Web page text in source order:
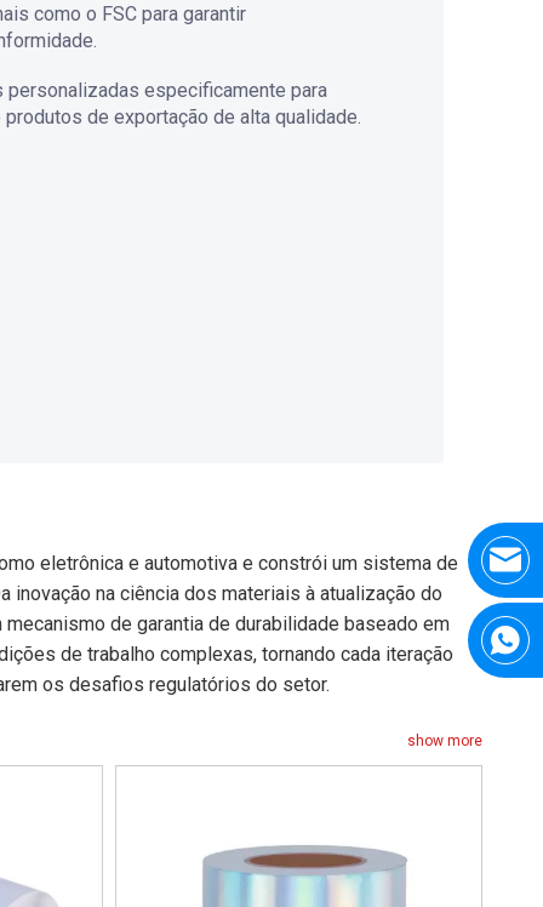
como o FSC para garantir
personalizadas especificamente para
de exportação de alta qualidade.
eletrônica e automotiva e constrói um sistema de
na ciência dos materiais à atualização do
de garantia de durabilidade baseado em
de trabalho complexas, tornando cada iteração
os desafios regulatórios do setor.
show more